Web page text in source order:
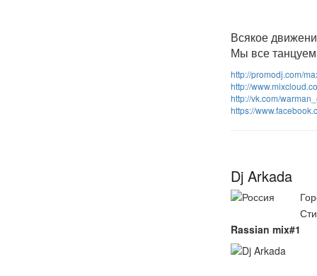
Всякое
Мы все
http://promodj.com/
http://
http://vk.com/
https://
Dj Arkada
Rassian mix#1